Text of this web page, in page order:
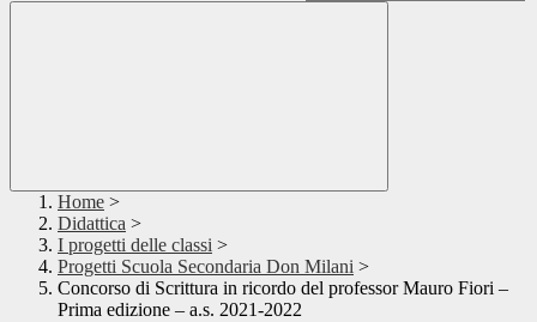
Home >
Didattica >
I progetti delle classi >
Progetti Scuola Secondaria Don Milani >
Concorso di Scrittura in ricordo del professor Mauro Fiori –
Prima edizione – a.s. 2021-2022